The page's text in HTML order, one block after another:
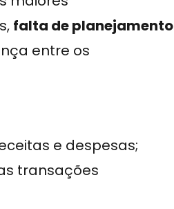
falta de planejamento
entre os
e despesas;
transações